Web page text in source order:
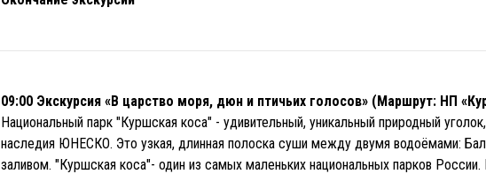
09:00 Экскурсия «В царство моря, дюн и птичьих голосов» (Маршрут: НП
Национальный парк "Куршская коса" - удивительный, уникальный природный
наследия ЮНЕСКО. Это узкая, длинная полоска суши между двумя водоёмами:
заливом. "Куршская коса"- один из самых маленьких национальных парков России.